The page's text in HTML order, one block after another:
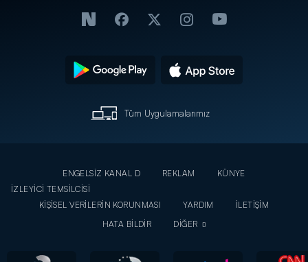
Tüm Uygulamalarımız
ENGELSİZ KANAL D REKLAM
KÜNYE
İZLEYİCİ TEMSİLCİSİ
KİŞİSEL VERİLERİN KORUNMASI
YARDIM
İLETİŞİM
HATA BİLDİR
DİĞER